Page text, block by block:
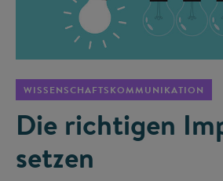
WISSENSCHAFTSKOMMUNIKATION
Die richtigen
setzen